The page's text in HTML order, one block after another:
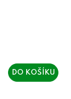
DO KOŠÍKU